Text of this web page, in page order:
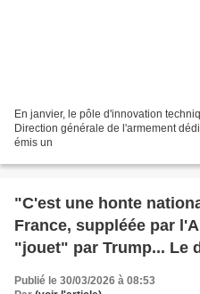
En janvier, le pôle d'innovation
Direction générale de l'armement
émis un
"C'est une honte
France, suppléée par
"jouet" par Trump... Le
Publié le 30/03/2026 à 08:53